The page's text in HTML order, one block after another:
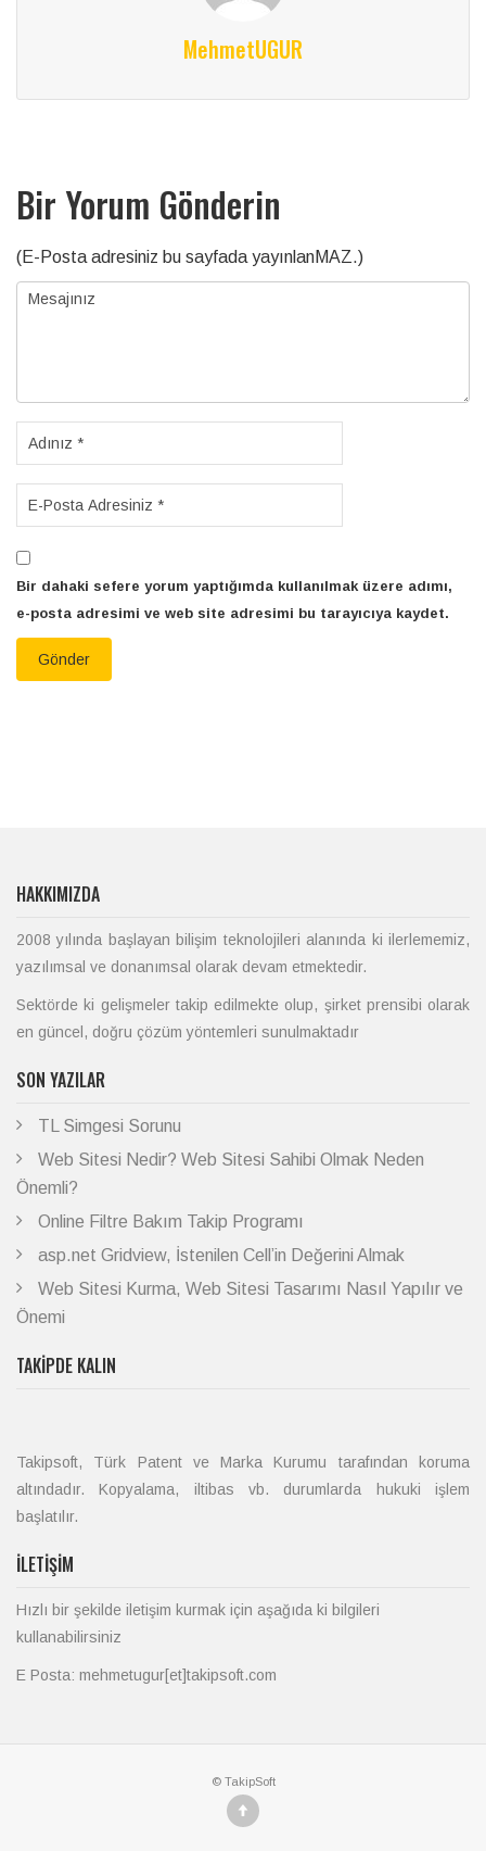
MehmetUGUR
Bir Yorum Gönderin
(E-Posta adresiniz bu sayfada yayınlanMAZ.)
Bir dahaki sefere yorum yaptığımda kullanılmak üzere adımı,
e-posta adresimi ve web site adresimi bu tarayıcıya kaydet.
HAKKIMIZDA
2008 yılında başlayan bilişim teknolojileri alanında ki ilerlememiz,
yazılımsal ve donanımsal olarak devam etmektedir.
Sektörde ki gelişmeler takip edilmekte olup, şirket prensibi olarak
en güncel, doğru çözüm yöntemleri sunulmaktadır
SON YAZILAR
TL Simgesi Sorunu
Web Sitesi Nedir? Web Sitesi Sahibi Olmak Neden
Önemli?
Online Filtre Bakım Takip Programı
asp.net Gridview, İstenilen Cell’in Değerini Almak
Web Sitesi Kurma, Web Sitesi Tasarımı Nasıl Yapılır ve
Önemi
TAKIPDE KALIN
Takipsoft, Türk Patent ve Marka Kurumu tarafından koruma
altındadır. Kopyalama, iltibas vb. durumlarda hukuki işlem
başlatılır.
İLETIŞIM
Hızlı bir şekilde iletişim kurmak için aşağıda ki bilgileri
kullanabilirsiniz
E Posta: mehmetugur[et]takipsoft.com
© TakipSoft